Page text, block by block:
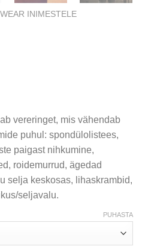
INIMESTELE
€
€
vereringet, mis vähendab
puhul: spondülolistees,
paigast nihkumine,
roidemurrud, ägedad
selja keskosas, lihaskrambid,
seljavalu.
PUHASTA